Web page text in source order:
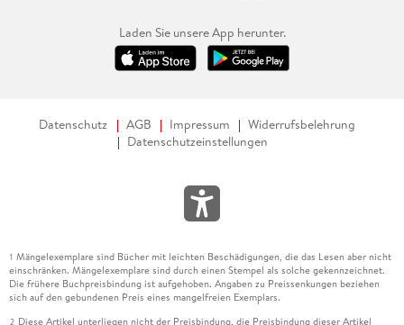
Laden Sie unsere App herunter.
Datenschutz AGB Impressum
Widerrufsbelehrung
Datenschutzeinstellungen
1 Mängelexemplare sind Bücher mit leichten Beschädigungen, die das Lesen aber nicht
einschränken. Mängelexemplare sind durch einen Stempel als solche gekennzeichnet.
Die frühere Buchpreisbindung ist aufgehoben. Angaben zu Preissenkungen beziehen
sich auf den gebundenen Preis eines mangelfreien Exemplars.
2 Diese Artikel unterliegen nicht der Preisbindung, die Preisbindung dieser Artikel